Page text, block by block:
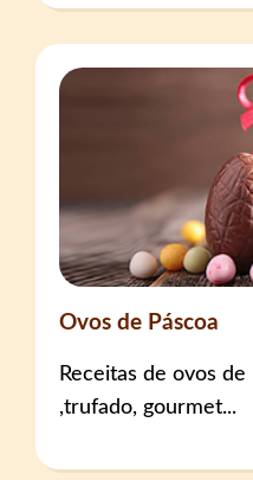
Ovos de Páscoa
Receitas de ovos
,trufado, gourmet...